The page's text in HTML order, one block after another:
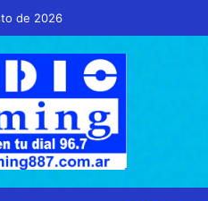
de 2026
7 de Agosto de 2026 y son